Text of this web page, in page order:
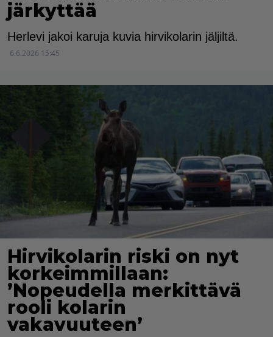
järkyttää
Herlevi jakoi karuja kuvia hirvikolarin jäljiltä.
6.6.2026 15:45
Hirvikolarin riski on nyt
korkeimmillaan:
’Nopeudella merkittävä
rooli kolarin
vakavuuteen’